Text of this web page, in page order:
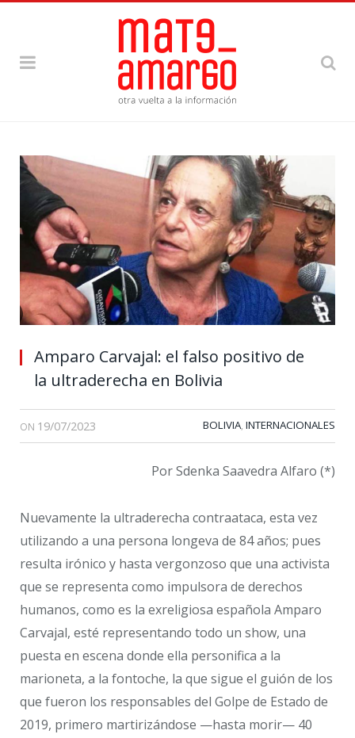
Amparo Carvajal: el falso positivo de
la ultraderecha en Bolivia
ON 19/07/2023 BOLIVIA, INTERNACIONALES
Por Sdenka Saavedra Alfaro (*)
Nuevamente la ultraderecha contraataca, esta vez
utilizando a una persona longeva de 84 años; pues
resulta irónico y hasta vergonzoso que una activista
que se representa como impulsora de derechos
humanos, como es la exreligiosa española Amparo
Carvajal, esté representando todo un show, una
puesta en escena donde ella personifica a la
marioneta, a la fontoche, la que sigue el guión de los
que fueron los responsables del Golpe de Estado de
2019, primero martirizándose —hasta morir— 40